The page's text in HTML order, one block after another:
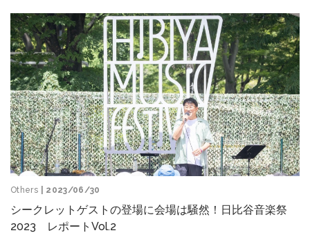
Others | 2023/06/30
シークレットゲストの登場に会場は騒然！日比谷音楽祭
2023 レポートVol.2